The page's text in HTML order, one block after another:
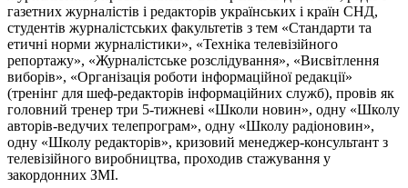
газетних журналістів і редакторів українських і країн СНД,
студентів журналістських факультетів з тем «Стандарти та
етичні норми журналістики», «Техніка телевізійного
репортажу», «Журналістське розслідування», «Висвітлення
виборів», «Організація роботи інформаційної редакції»
(тренінг для шеф-редакторів інформаційних служб), провів як
головний тренер три 5-тижневі «Школи новин», одну «Школу
авторів-ведучих телепрограм», одну «Школу радіоновин»,
одну «Школу редакторів», кризовий менеджер-консультант з
телевізійного виробництва, проходив стажування у
закордонних ЗМІ.